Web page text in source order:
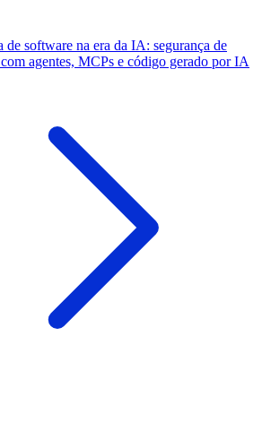
de software na era da IA: segurança de
agentes, MCPs e código gerado por IA